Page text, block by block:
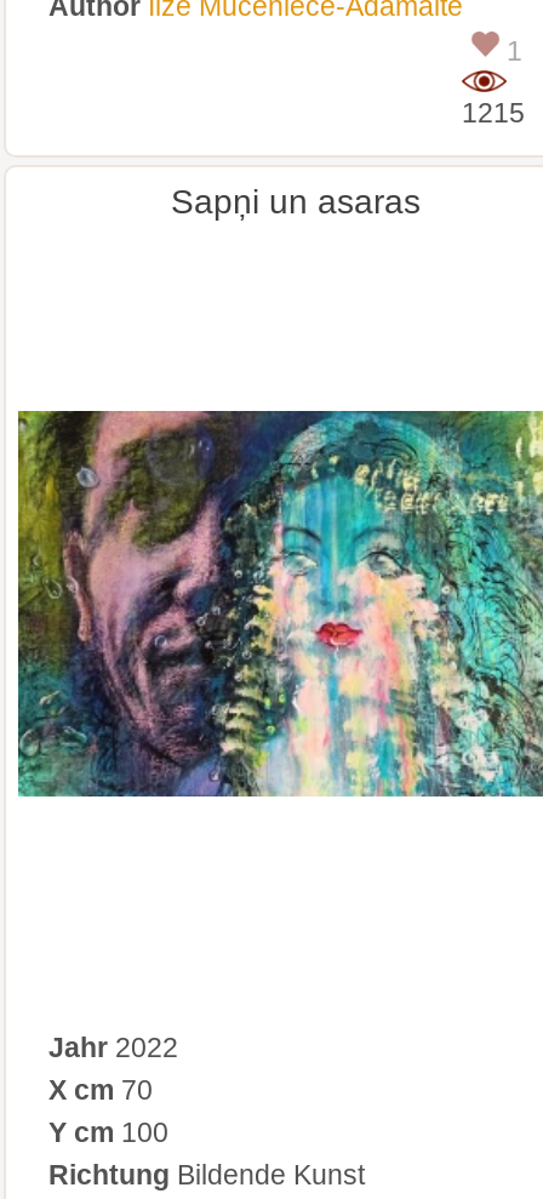
1
1215
Sapņi un asaras
Jahr 2022
X cm 70
Y cm 100
Richtung Bildende Kunst